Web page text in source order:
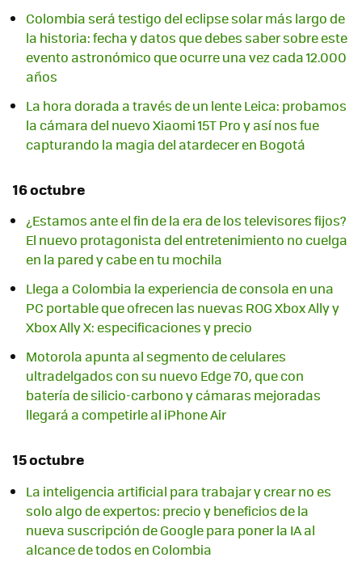
Colombia será testigo del eclipse solar más largo de
la historia: fecha y datos que debes saber sobre este
evento astronómico que ocurre una vez cada 12.000
años
La hora dorada a través de un lente Leica: probamos
la cámara del nuevo Xiaomi 15T Pro y así nos fue
capturando la magia del atardecer en Bogotá
16 octubre
¿Estamos ante el fin de la era de los televisores fijos?
El nuevo protagonista del entretenimiento no cuelga
en la pared y cabe en tu mochila
Llega a Colombia la experiencia de consola en una
PC portable que ofrecen las nuevas ROG Xbox Ally y
Xbox Ally X: especificaciones y precio
Motorola apunta al segmento de celulares
ultradelgados con su nuevo Edge 70, que con
batería de silicio-carbono y cámaras mejoradas
llegará a competirle al iPhone Air
15 octubre
La inteligencia artificial para trabajar y crear no es
solo algo de expertos: precio y beneficios de la
nueva suscripción de Google para poner la IA al
alcance de todos en Colombia